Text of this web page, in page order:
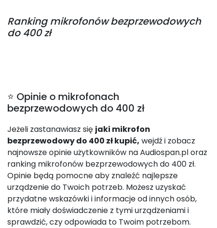
Rankingmikrofonów bezprzewodowych
do 400 zł
⭐ Opinie o mikrofonach
bezprzewodowych do 400 zł
Jeżeli zastanawiasz się jaki mikrofon
bezprzewodowy do 400 zł kupić, wejdź i zobacz
najnowsze opinie użytkowników na Audiospan.pl oraz
ranking mikrofonów bezprzewodowych do 400 zł.
Opinie będą pomocne aby znaleźć najlepsze
urządzenie do Twoich potrzeb. Możesz uzyskać
przydatne wskazówki i informacje od innych osób,
które miały doświadczenie z tymi urządzeniami i
sprawdzić, czy odpowiada to Twoim potrzebom.